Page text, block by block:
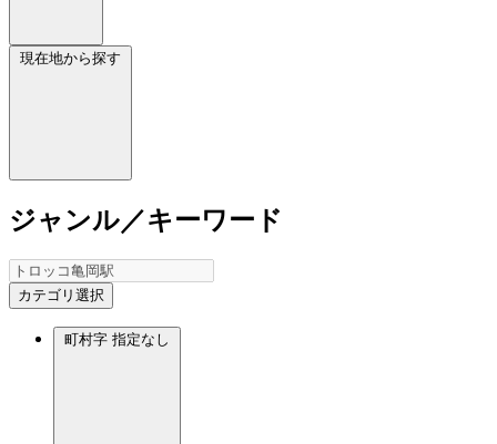
現在地から探す
ジャンル／キーワード
カテゴリ選択
町村字 指定なし